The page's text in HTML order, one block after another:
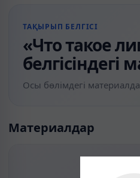
ТАҚЫРЫП БЕЛГІСІ
«Что такое
белгісіндегі
Осы бөлімдегі
Материалдар